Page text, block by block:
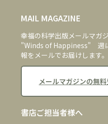
MAIL MAGAZINE
幸福の科学出版メールマガ
"Winds of Happiness" 週
報をメールでお届けします。
メールマガジンの無
書店ご担当者様へ